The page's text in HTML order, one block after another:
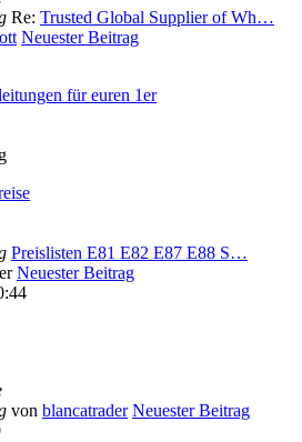
Re: Trusted Global Supplier of Wh…
Neuester Beitrag
für euren 1er
Preislisten E81 E82 E87 E88 S…
Neuester Beitrag
von blancatrader Neuester Beitrag